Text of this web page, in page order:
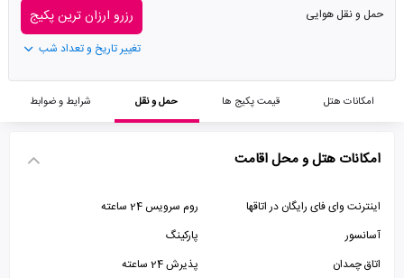
حمل و نقل هوایی
رزرو ارزان ترین پکیج
تغییر تاریخ و تعداد شب
امکانات هتل قیمت پکیج ها حمل و نقل شرایط و ضوابط
امکانات هتل و محل اقامت
اینترنت وای فای رایگان در اتاقها
روم سرویس 24 ساعته
آسانسور
پارکینگ
اتاق چمدان
پذیرش 24 ساعته